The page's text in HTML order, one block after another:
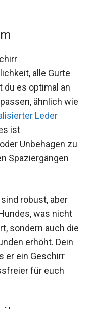
alle Gurte
du es optimal an
ähnlich wie
Leder
ist
Unbehagen zu
Spaziergängen
robust, aber
was nicht
sondern auch die
erhöht. Dein
er ein Geschirr
für euch